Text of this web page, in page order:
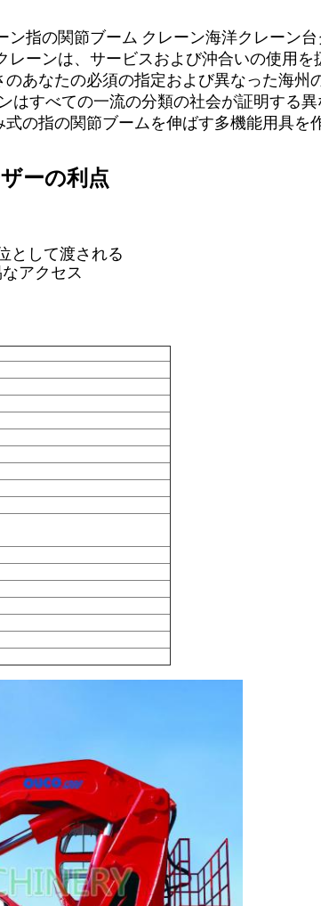
指の関節ブーム クレーン海洋クレーン台
レーンは、サービスおよび沖合いの使用
あなたの必須の指定および異なった海
はすべての一流の分類の社会が証明する
の指の関節ブームを伸ばす多機能用具を
ーの利点
として渡される
アクセス